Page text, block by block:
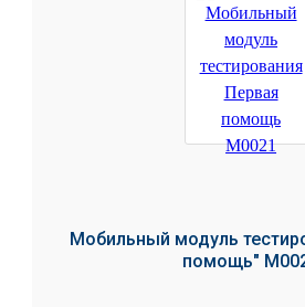
Мобильный модуль
помощь"